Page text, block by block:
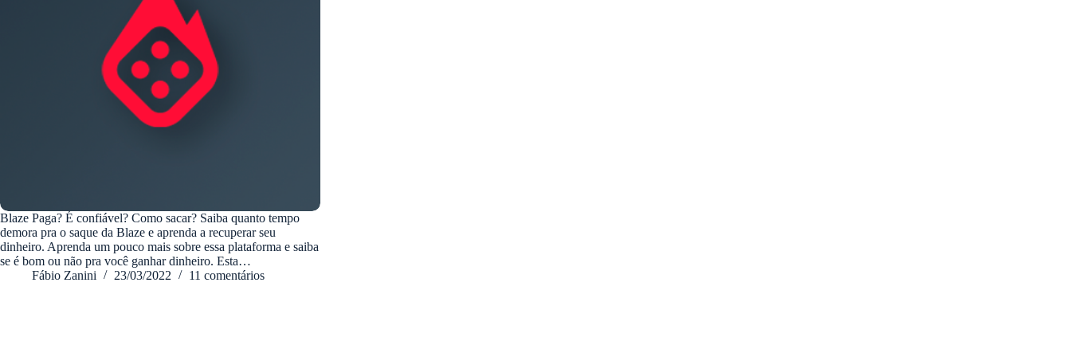
Blaze Paga? É confiável? Como sacar? Saiba quanto tempo
demora pra o saque da Blaze e aprenda a recuperar seu
dinheiro. Aprenda um pouco mais sobre essa plataforma e saiba
se é bom ou não pra você ganhar dinheiro. Esta…
Fábio Zanini
23/03/2022 11 comentários